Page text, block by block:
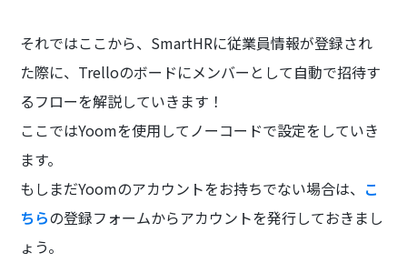
それではここから、SmartHRに従業員情報が登録され
た際に、Trelloのボードにメンバーとして自動で招待す
るフローを解説していきます！
ここではYoomを使用してノーコードで設定をしていき
ます。
もしまだYoomのアカウントをお持ちでない場合は、 こ
ちらの登録フォームからアカウントを発行しておきまし
ょう。